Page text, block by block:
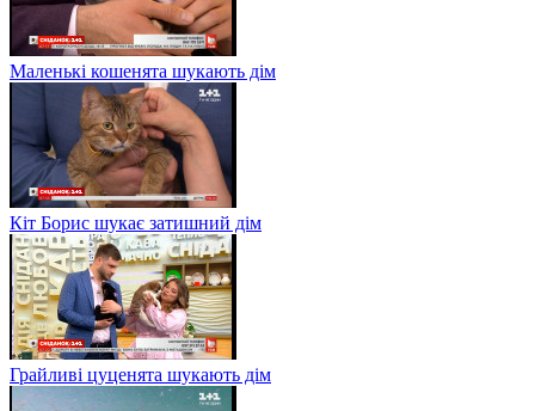
Маленькі кошенята шукають дім
Кіт Борис шукає затишний дім
Грайливі цуценята шукають дім